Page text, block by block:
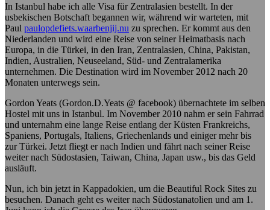
In Istanbul habe ich alle Visa für Zentralasien bestellt. In der
usbekischen Botschaft begannen wir, während wir warteten, mit
Paul paulopdefiets.waarbenjij.nu zu sprechen. Er kommt aus den
Niederlanden und wird eine Reise von seiner Heimatbasis nach
Europa, in die Türkei, in den Iran, Zentralasien, China, Pakistan,
Indien, Australien, Neuseeland, Süd- und Zentralamerika
unternehmen. Die Destination wird im November 2012 nach 20
Monaten unterwegs sein.
Gordon Yeats (Gordon.D.Yeats @ facebook) übernachtete im selben
Hostel mit uns in Istanbul. Im November 2010 nahm er sein Fahrrad
und unternahm eine lange Reise entlang der Küsten Frankreichs,
Spaniens, Portugals, Italiens, Griechenlands und einiger mehr bis
zur Türkei. Jetzt fliegt er nach Indien und fährt nach seiner Reise
weiter nach Südostasien, Taiwan, China, Japan usw., bis das Geld
ausläuft.
Nun, ich bin jetzt in Kappadokien, um die Beautiful Rock Sites zu
besuchen. Danach geht es weiter nach Südostanatolien und am 1.